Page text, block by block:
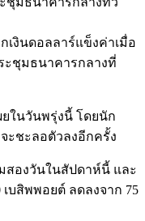
เงินดอลลาร์แข็งค่าเมื่อ
ชุมธนาคารกลางที่
ในวันพรุ่งนี้ โดยนัก
ะชะลอตัวลงอีกครั้ง
สองวันในสัปดาห์นี้ และ
บสิพพอยต์ ลดลงจาก 75